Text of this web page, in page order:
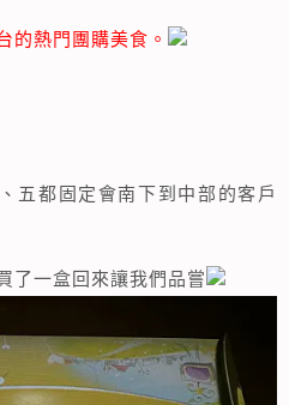
的熱門團購美食。
五都固定會南下到中部的客戶
了一盒回來讓我們品嘗